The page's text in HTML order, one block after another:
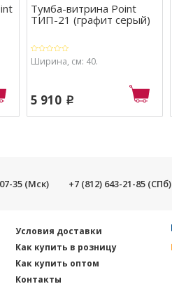
Тумба-витрина Point
ТИП-21 (графит серый)
Ширина, см: 40.
5 910 p
35 (Мск) +7 (812) 643-21-85 (СПб)
Условия доставки
Как купить в розницу
Как купить оптом
Контакты